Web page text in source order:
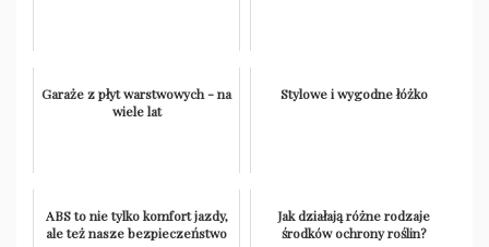
Garaże z płyt warstwowych - na
wiele lat
Stylowe i wygodne łóżko
ABS to nie tylko komfort jazdy,
ale też nasze bezpieczeństwo
Jak działają różne rodzaje
środków ochrony roślin?